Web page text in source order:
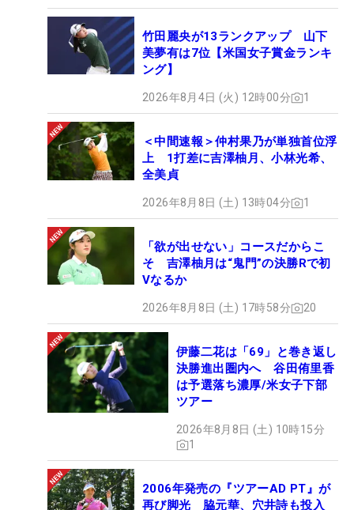
竹田麗央が13ランクアップ 山下
美夢有は7位【米国女子賞金ランキ
ング】
2026年8月4日 (火) 12時00分 1
＜中間速報＞仲村果乃が単独首位浮
上 1打差に吉澤柚月、小林光希、
全美貞
2026年8月8日 (土) 13時04分 1
「欲が出せない」コースだからこ
そ 吉澤柚月は“鬼門”の決勝Rで初
Vなるか
2026年8月8日 (土) 17時58分 20
伊藤二花は「69」と巻き返し
決勝進出圏内へ 谷田侑里香
は予選落ち濃厚/米女子下部
ツアー
2026年8月8日 (土) 10時15分
1
2006年発売の『ツアーAD PT』が
再び脚光 脇元華、穴井詩も投入